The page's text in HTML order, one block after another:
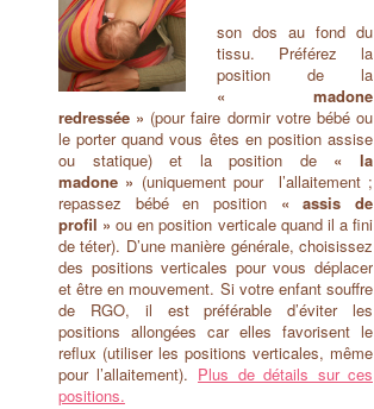
son dos au fond du
tissu. Préférez la
position de la
« madone
redressée » (pour faire dormir votre bébé ou
le porter quand vous êtes en position assise
ou statique) et la position de« la
madone » (uniquement pour l’allaitement ;
repassez bébé en position « assis de
profil » ou en position verticale quand il a fini
de téter). D’une manière générale, choisissez
des positions verticales pour vous déplacer
et être en mouvement. Si votre enfant souffre
de RGO, il est préférable d’éviter les
positions allongées car elles favorisent le
reflux (utiliser les positions verticales, même
pour l’allaitement). Plus de détails sur ces
positions.